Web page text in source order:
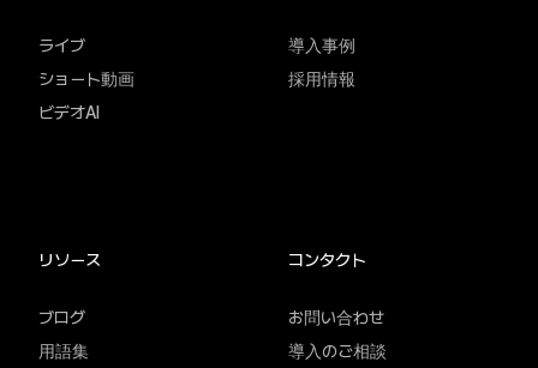
ライブ
ショート動画
ビデオAI
導入事例
採用情報
リソース
ブログ
用語集
コンタクト
お問い合わせ
導入のご相談